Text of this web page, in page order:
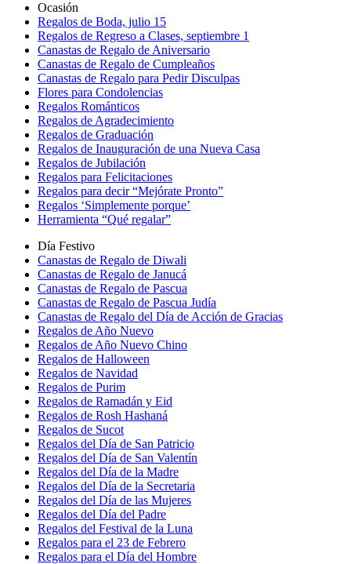
Ocasión
Regalos de Boda, julio 15
Regalos de Regreso a Clases, septiembre 1
Canastas de Regalo de Aniversario
Canastas de Regalo de Cumpleaños
Canastas de Regalo para Pedir Disculpas
Flores para Condolencias
Regalos Románticos
Regalos de Agradecimiento
Regalos de Graduación
Regalos de Inauguración de una Nueva Casa
Regalos de Jubilación
Regalos para Felicitaciones
Regalos para decir “Mejórate Pronto”
Regalos ‘Simplemente porque’
Herramienta “Qué regalar”
Día Festivo
Canastas de Regalo de Diwali
Canastas de Regalo de Janucá
Canastas de Regalo de Pascua
Canastas de Regalo de Pascua Judía
Canastas de Regalo del Día de Acción de Gracias
Regalos de Año Nuevo
Regalos de Año Nuevo Chino
Regalos de Halloween
Regalos de Navidad
Regalos de Purim
Regalos de Ramadán y Eid
Regalos de Rosh Hashaná
Regalos de Sucot
Regalos del Día de San Patricio
Regalos del Día de San Valentín
Regalos del Día de la Madre
Regalos del Día de la Secretaria
Regalos del Día de las Mujeres
Regalos del Día del Padre
Regalos del Festival de la Luna
Regalos para el 23 de Febrero
Regalos para el Día del Hombre